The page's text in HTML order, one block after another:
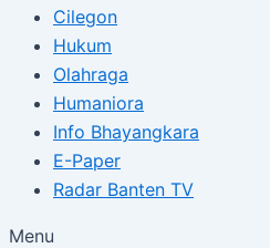
Cilegon
Hukum
Olahraga
Humaniora
Info Bhayangkara
E-Paper
Radar Banten TV
Menu